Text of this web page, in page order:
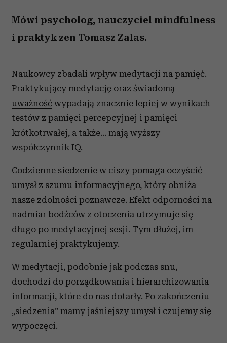
Mówi psycholog, nauczyciel mindfulness
i praktyk zen Tomasz Zalas.
Naukowcy zbadali wpływ medytacji na pamięć.
Praktykujący medytację oraz świadomą
uważność wypadają znacznie lepiej w wynikach
testów z pamięci percepcyjnej i pamięci
krótkotrwałej, a także… mają wyższy
współczynnik IQ.
Codzienne siedzenie w ciszy pomaga oczyścić
umysł z szumu informacyjnego, który obniża
nasze zdolności poznawcze. Efekt odporności na
nadmiar bodźców z otoczenia utrzymuje się
długo po medytacyjnej sesji. Tym dłużej, im
regularniej praktykujemy.
W medytacji, podobnie jak podczas snu,
dochodzi do porządkowania i hierarchizowania
informacji, które do nas dotarły. Po zakończeniu
„siedzenia” mamy jaśniejszy umysł i czujemy się
wypoczęci.